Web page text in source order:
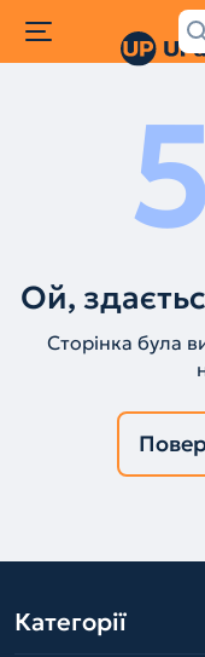
5
Ой,
Сторінка була
Категорії